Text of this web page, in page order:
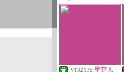
V132135 星莛ㄦ